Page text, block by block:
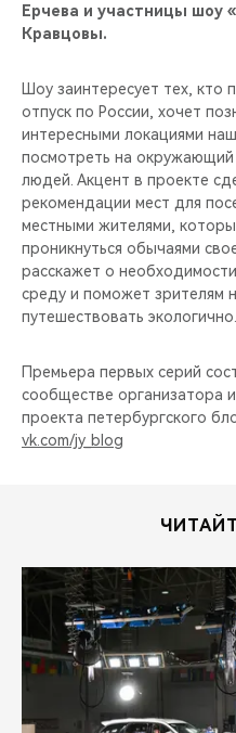
Ерчева и участницы шоу
Кравцовы.
Шоу заинтересует тех, кто
отпуск по России, хочет
интересными локациями
посмотреть на окружающий
людей. Акцент в проекте
рекомендации мест для
местными жителями,
проникнуться обычаями
расскажет о
среду и поможет зрителям
путешествовать экологично.
Премьера первых серий
сообществе организатора
проекта петербургского
vk.com/jy_blog